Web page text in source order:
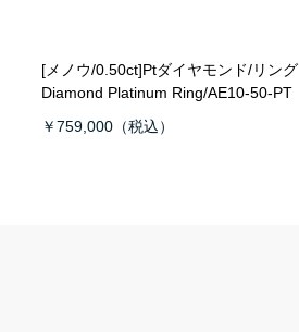
[メノウ/0.50ct]Ptダイヤモンド/リング
Diamond Platinum Ring/AE10-50-PT
￥759,000